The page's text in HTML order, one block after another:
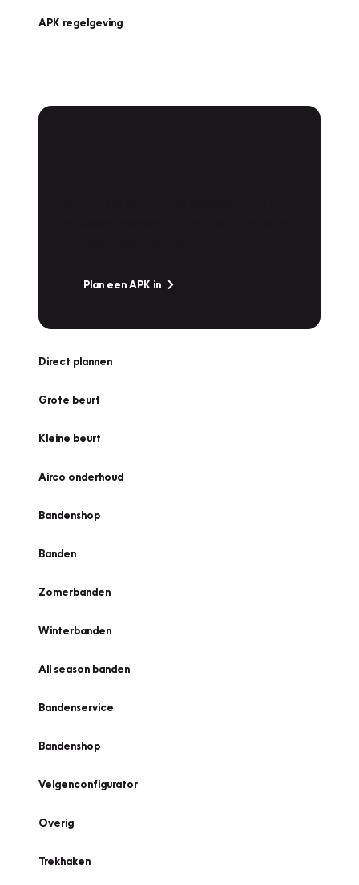
APK regelgeving
Plan een APK in
Direct plannen
Grote beurt
Kleine beurt
Airco onderhoud
Bandenshop
Banden
Zomerbanden
Winterbanden
All season banden
Bandenservice
Bandenshop
Velgenconfigurator
Overig
Trekhaken